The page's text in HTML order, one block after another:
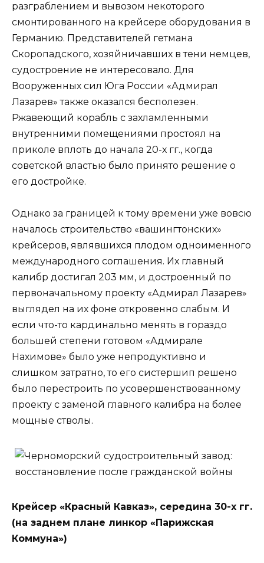
разграблением и вывозом некоторого
смонтированного на крейсере оборудования в
Германию. Представителей гетмана
Скоропадского, хозяйничавших в тени немцев,
судостроение не интересовало. Для
Вооруженных сил Юга России «Адмирал
Лазарев» также оказался бесполезен.
Ржавеющий корабль с захламленными
внутренними помещениями простоял на
приколе вплоть до начала 20-х гг., когда
советской властью было принято решение о
его достройке.
Однако за границей к тому времени уже вовсю
началось строительство «вашингтонских»
крейсеров, являвшихся плодом одноименного
международного соглашения. Их главный
калибр достигал 203 мм, и достроенный по
первоначальному проекту «Адмирал Лазарев»
выглядел на их фоне откровенно слабым. И
если что-то кардинально менять в гораздо
большей степени готовом «Адмирале
Нахимове» было уже непродуктивно и
слишком затратно, то его систершип решено
было перестроить по усовершенствованному
проекту с заменой главного калибра на более
мощные стволы.
Крейсер «Красный Кавказ», середина 30-х гг.
(на заднем плане линкор «Парижская
Коммуна»)